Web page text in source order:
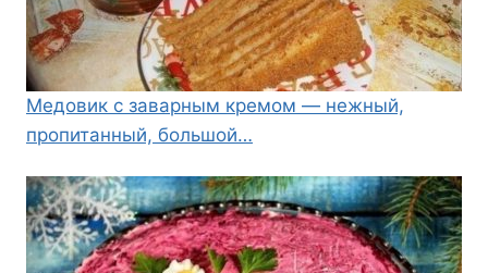
Медовик с заварным кремом — нежный,
пропитанный, большой…